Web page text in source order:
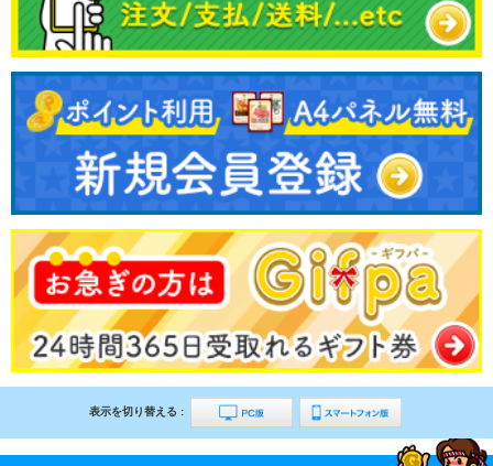
表示を切り替える :